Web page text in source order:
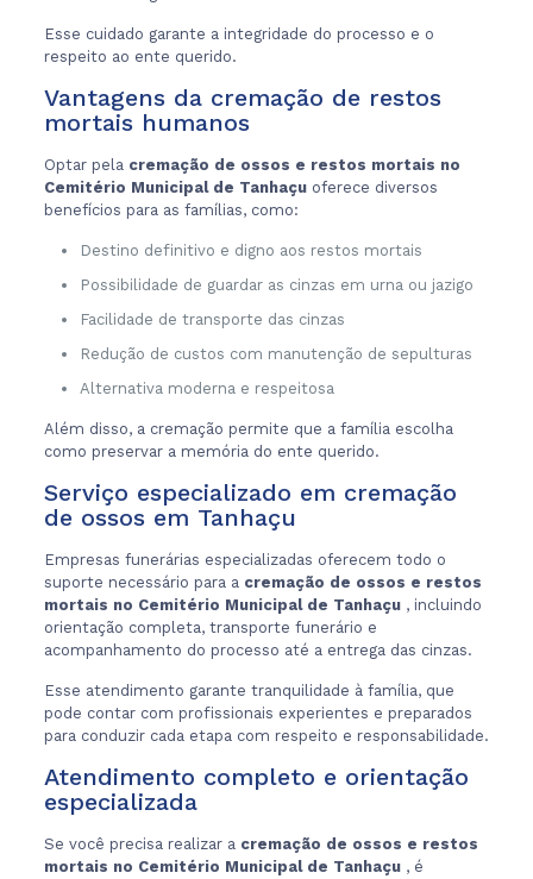
Esse cuidado garante a integridade do processo e o
respeito ao ente querido.
Vantagens da cremação de restos
mortais humanos
Optar pela cremação de ossos e restos mortais no
Cemitério Municipal de Tanhaçu oferece diversos
benefícios para as famílias, como:
Destino definitivo e digno aos restos mortais
Possibilidade de guardar as cinzas em urna ou jazigo
Facilidade de transporte das cinzas
Redução de custos com manutenção de sepulturas
Alternativa moderna e respeitosa
Além disso, a cremação permite que a família escolha
como preservar a memória do ente querido.
Serviço especializado em cremação
de ossos em Tanhaçu
Empresas funerárias especializadas oferecem todo o
suporte necessário para a cremação de ossos e restos
mortais no Cemitério Municipal de Tanhaçu , incluindo
orientação completa, transporte funerário e
acompanhamento do processo até a entrega das cinzas.
Esse atendimento garante tranquilidade à família, que
pode contar com profissionais experientes e preparados
para conduzir cada etapa com respeito e responsabilidade.
Atendimento completo e orientação
especializada
Se você precisa realizar a cremação de ossos e restos
mortais no Cemitério Municipal de Tanhaçu , é